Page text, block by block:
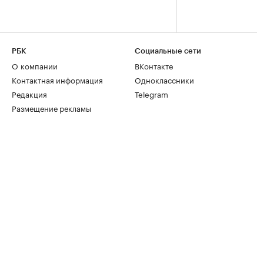
РБК
О компании
Контактная информация
Редакция
Размещение рекламы
Социальные сети
ВКонтакте
Одноклассники
Telegram